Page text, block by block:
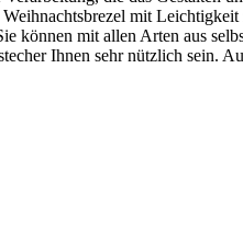
mit Leichtigkeit
können mit allen Arten aus
Ihnen sehr nützlich sein.